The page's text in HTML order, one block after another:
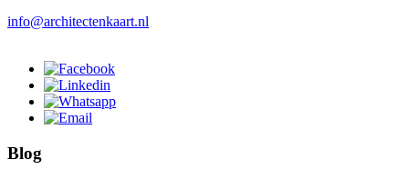
info@architectenkaart.nl
Blog